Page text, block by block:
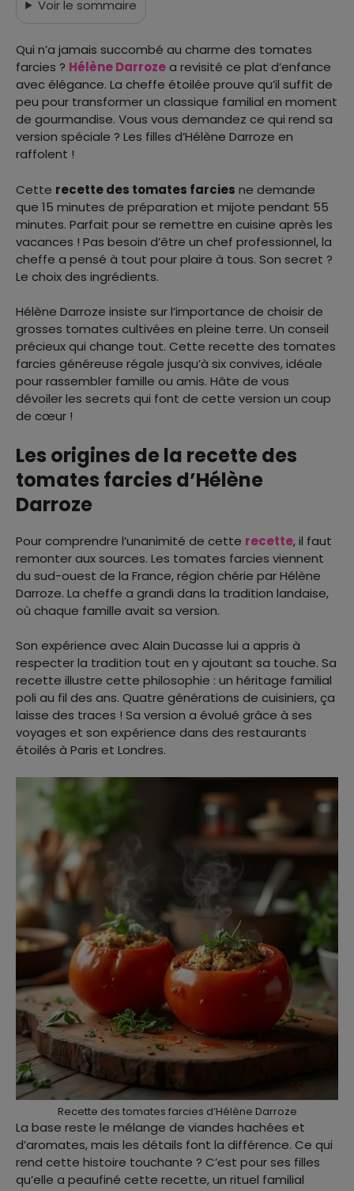
Voirle sommaire
Qui n’a jamais succombé au charme des tomates
farcies ? Hélène Darrozea revisité ce plat d’enfance
avec élégance. La cheffe étoilée prouve qu’il suffit de
peu pour transformer un classique familial en moment
de gourmandise. Vous vous demandez ce qui rend sa
version spéciale ? Les filles d’Hélène Darroze en
raffolent !
Cette recette des tomates farcies ne demande
que 15 minutes de préparation et mijote pendant 55
minutes. Parfait pour se remettre en cuisine après les
vacances ! Pas besoin d’être un chef professionnel, la
cheffe a pensé à tout pour plaire à tous. Son secret ?
Le choix des ingrédients.
Hélène Darroze insiste sur l’importance de choisir de
grosses tomates cultivées en pleine terre. Un conseil
précieux qui change tout. Cette recette des tomates
farcies généreuse régale jusqu’à six convives, idéale
pour rassembler famille ou amis. Hâte de vous
dévoiler les secrets qui font de cette version un coup
de cœur !
Les origines de la recette des
tomates farcies d’Hélène
Darroze
Pour comprendre l’unanimité de cette recette, il faut
remonter aux sources. Les tomates farcies viennent
du sud-ouest de la France, région chérie par Hélène
Darroze. La cheffe a grandi dans la tradition landaise,
où chaque famille avait sa version.
Son expérience avec Alain Ducasse lui a appris à
respecter la tradition tout en y ajoutant sa touche. Sa
recette illustre cette philosophie : un héritage familial
poli au fil des ans. Quatre générations de cuisiniers, ça
laisse des traces ! Sa version a évolué grâce à ses
voyages et son expérience dans des restaurants
étoilés à Paris et Londres.
Recette des tomates farcies d’Hélène Darroze
La base reste le mélange de viandes hachées et
d’aromates, mais les détails font la différence. Ce qui
rend cette histoire touchante ? C’est pour ses filles
qu’elle a peaufiné cette recette, un rituel familial